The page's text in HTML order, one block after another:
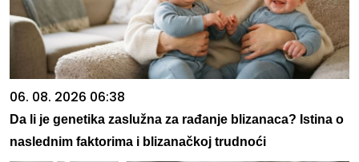
06. 08. 2026 06:38
Da li je genetika zaslužna za rađanje blizanaca? Istina o
naslednim faktorima i blizanačkoj trudnoći